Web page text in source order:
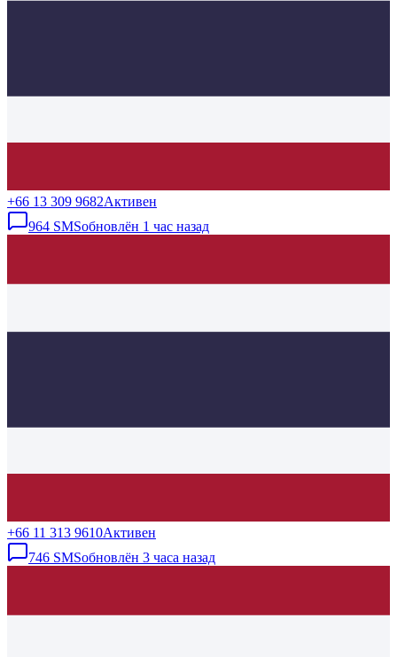
+66 13 309 9682Активен
964 SMSобновлён 1 час назад
+66 11 313 9610Активен
746 SMSобновлён 3 часа назад